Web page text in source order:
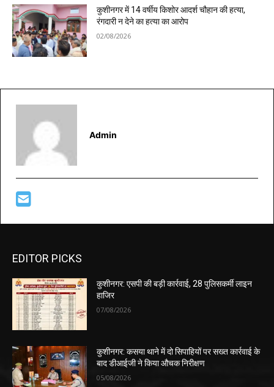
कुशीनगर में 14 वर्षीय किशोर आदर्श चौहान की हत्या,
रंगदारी न देने का हत्या का आरोप
02/08/2026
Admin
EDITOR PICKS
कुशीनगर: एसपी की बड़ी कार्रवाई, 28 पुलिसकर्मी लाइन
हाजिर
07/08/2026
कुशीनगर: कसया थाने में दो सिपाहियों पर सख्त कार्रवाई के
बाद डीआईजी ने किया औचक निरीक्षण
05/08/2026